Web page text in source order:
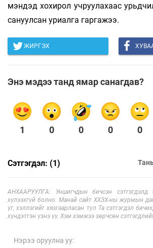
мэндэд хохирол учруулахаас
сануулсан уриалга гаргажээ.
ЖИРГЭХ
Энэ мэдээ танд ямар санагдав?
1 0 0 0 0
Сэтгэгдэл: (1)
АНХААРУУЛГА: Уншигчдын бичсэн сэтгэгдэлд
хүлээхгүй болно. Манай сайт ХХЗХ-ны журмын
үг, хэллэгийг хязгаарласан тул Та сэтгэгдэл
хүндэтгэн үзнэ үү. Хэм хэмжээ зөрчсөн